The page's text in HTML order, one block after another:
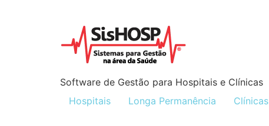
Software de Gestão para Hospitais e Clínicas
Hospitais
Longa Permanência Clínicas